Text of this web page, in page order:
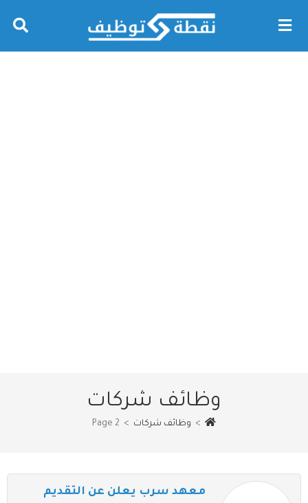
وظائف شركات
> وظائف شركات >
Page 2
معهد سرب يعلن عن التقديم